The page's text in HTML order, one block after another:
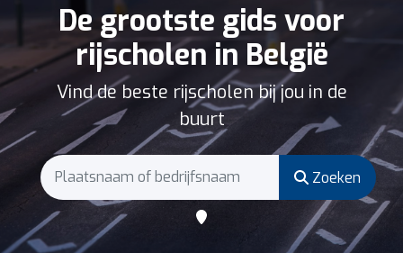
De grootste gids voor
rijscholen in België
Vind de beste rijscholen bij jou in de
buurt
Zoeken